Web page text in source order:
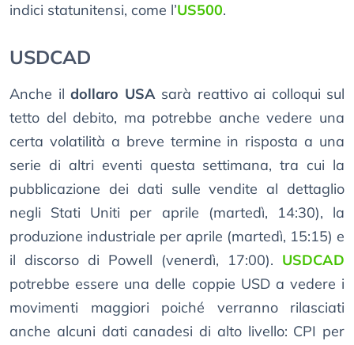
indici statunitensi, come l’US500.
USDCAD
Anche il dollaro USAsarà reattivo ai colloqui sul
tetto del debito, ma potrebbe anche vedere una
certa volatilità a breve termine in risposta a una
serie di altri eventi questa settimana, tra cui la
pubblicazione dei dati sulle vendite al dettaglio
negli Stati Uniti per aprile (martedì, 14:30), la
produzione industriale per aprile (martedì, 15:15) e
il discorso di Powell (venerdì, 17:00). USDCAD
potrebbe essere una delle coppie USD a vedere i
movimenti maggiori poiché verranno rilasciati
anche alcuni dati canadesi di alto livello: CPI per